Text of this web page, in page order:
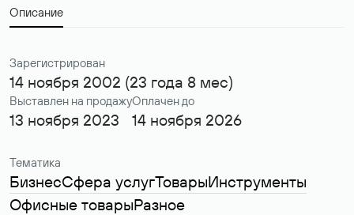
Описание
Зарегистрирован
14 ноября 2002 (23 года 8 мес)
Выставлен на продажу
13 ноября 2023
Оплачен до
14 ноября 2026
Тематика
БизнесСфера услугТоварыИнструменты
Офисные товарыРазное